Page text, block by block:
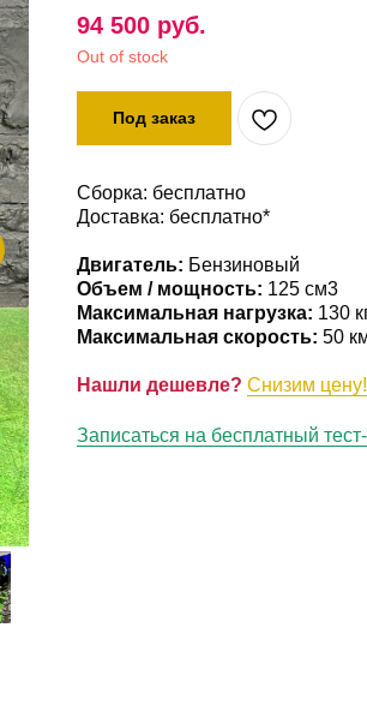
94 500 руб.
Out of stock
Под заказ
Сборка: бесплатно
Доставка: бесплатно*
Двигатель: Бензиновый
Объем / мощность: 125 см3
Максимальная нагрузка: 130
Максимальная скорость: 50
Нашли дешевле? Снизим цену!
Записаться на бесплатный